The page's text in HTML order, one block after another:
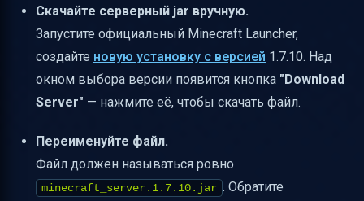
Скачайте серверный jar вручную.
Запустите официальный Minecraft Launcher,
создайте новую установку с версией 1.7.10. Над
окном выбора версии появится кнопка "Download
Server" — нажмите её, чтобы скачать файл.
Переименуйте файл.
Файл должен называться ровно
minecraft_server.1.7.10.jar . Обратите